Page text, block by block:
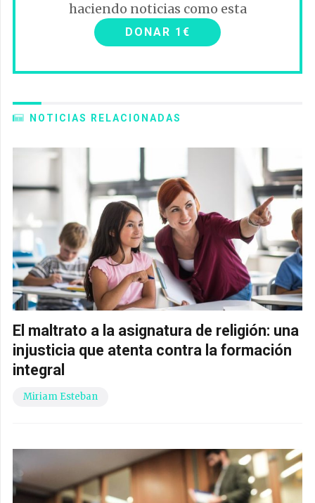
haciendo noticias como esta
DONAR 1€
NOTICIAS RELACIONADAS
El maltrato a la asignatura de religión: una
injusticia que atenta contra la formación
integral
Miriam Esteban